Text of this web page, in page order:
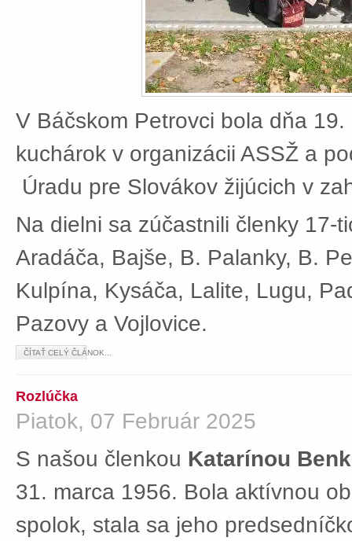
V Báčskom Petrovci bola dňa
kuchárok v organizácii ASSŽ a
Úradu pre Slovákov žijúcich v
Na dielni sa zúčastnili členky 17-
Aradáča, Bajše, B. Palanky, B.
Kulpína, Kysáča, Lalite, Lugu,
Pazovy a Vojlovice.
ČÍTAŤ CELÝ ČLÁNOK...
Rozlúčka
Piatok, 07 Február 2025
S našou členkou Katarínou
31. marca 1956. Bola aktívnou
spolok, stala sa jeho